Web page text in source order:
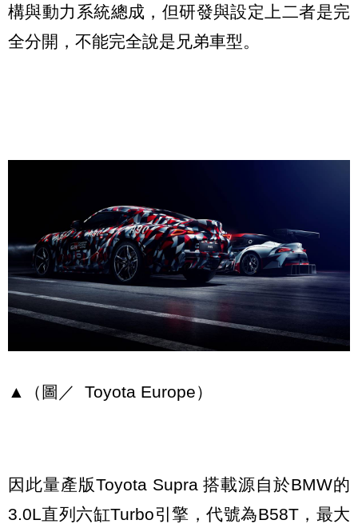
構與動力系統總成，但研發與設定上二者是完
全分開，不能完全說是兄弟車型。
▲（圖／ Toyota Europe）
因此量產版Toyota Supra 搭載源自於BMW的
3.0L直列六缸Turbo引擎，代號為B58T，最大